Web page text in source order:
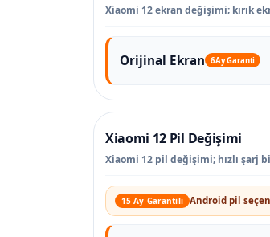
Xiaomi 12 ekran değişimi; kırık
Orijinal Ekran 6 Ay Garanti
Xiaomi 12 Pil Değişimi
Xiaomi 12 pil değişimi; hızlı şarj
15 Ay Garantili Android pil